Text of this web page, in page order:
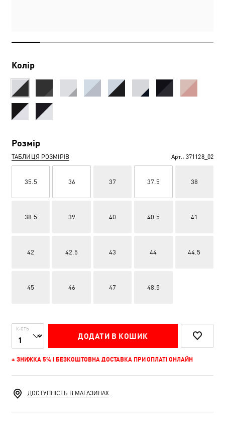
Колір
Розмір
ТАБЛИЦЯ РОЗМІРІВ Арт.: 371128_02
35.5 36 37 37.5 38
38.5 39 40 40.5 41
42 42.5 43 44 44.5
45 46 47 48.5
К-СТЬ
ДОДАТИ В КОШИК
+ ЗНИЖКА 5% І БЕЗКОШТОВНА ДОСТАВКА ПРИ ОПЛАТІ ОНЛАЙН
ДОСТУПНІСТЬ В МАГАЗИНАХ